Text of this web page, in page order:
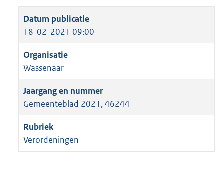
18-02-2021 09:00
Wassenaar
Gemeenteblad 2021, 46244
Verordeningen